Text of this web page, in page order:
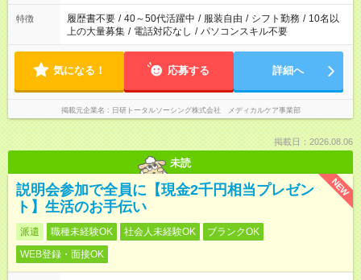
特徴 履歴書不要 / 40～50代活躍中 / 服装自由 / シフト勤務 / 10名以
上の大量募集 / 電話対応なし / パソコンスキル不要
気になる！ 応募する 詳細へ
掲載元企業名 日研トータルソーシング株式会社 メディカルケア事業部
掲載日：2026.08.06
未読
NEW
説明会参加で全員に【現金2千円相当プレゼン
ト】生活のお手伝い
派遣 職種未経験OK 社会人未経験OK
ブランクOK
WEB登録・面接OK